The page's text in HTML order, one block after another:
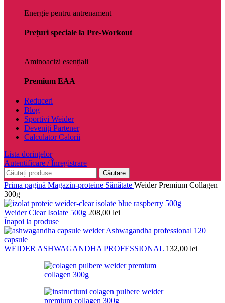
Energie pentru antrenament
Prețuri speciale la Pre-Workout
Aminoacizi esențiali
Premium EAA
Reduceri
Blog
Sportivi Weider
Deveniți Partener
Calculator Calorii
Lista dorințelor
Autentificare / Înregistrare
Căutare
Prima pagină Magazin-proteine Sănătate Weider Premium Collagen
300g
Weider Clear Isolate 500g 208,00 lei
Înapoi la produse
WEIDER ASHWAGANDHA PROFESSIONAL 132,00 lei